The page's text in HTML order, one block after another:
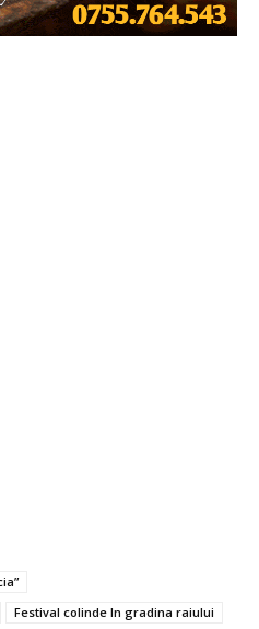
Festival colinde In gradina raiului